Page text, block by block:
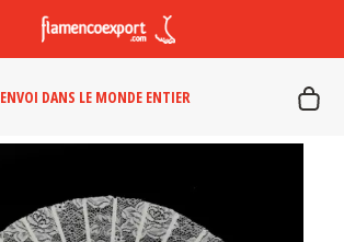
ENVOI DANS LE MONDE ENTIER